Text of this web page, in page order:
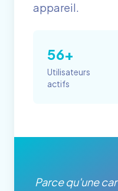
appareil.
56+
Utilisateurs
actifs
Parce qu'une